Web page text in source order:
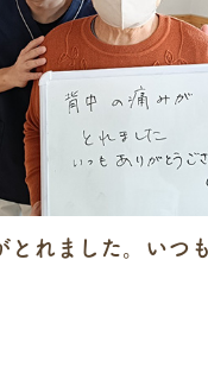
とれました。いつ